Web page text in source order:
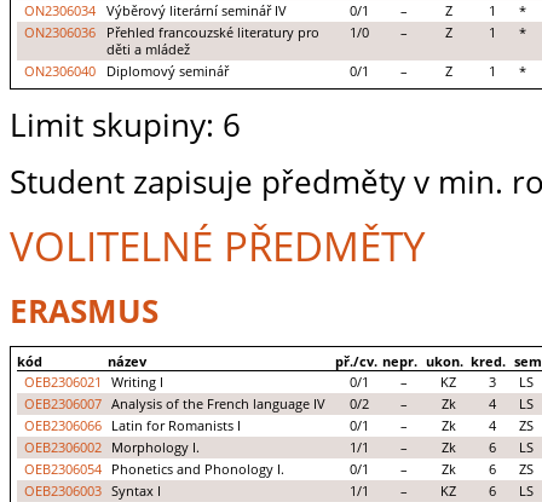
ON2306034
Výběrový literární seminář IV 0/1 – Z 1
*
ON2306036
Přehled francouzské literatury pro
děti a mládež
1/0 – Z 1 *
ON2306040 Diplomový seminář 0/1 – Z 1 *
Limit skupiny: 6
Student zapisuje předměty v min.
VOLITELNÉ PŘEDMĚTY
ERASMUS
kód název př./cv. nepr. ukon. kred.
OEB2306021
Writing I 0/1 – KZ 3
LS
OEB2306007
Analysis of the French language IV 0/2 – Zk 4
LS
OEB2306066
Latin for Romanists I 0/1 – Zk 4
ZS
OEB2306002
Morphology I. 1/1 – Zk 6
LS
OEB2306054
Phonetics and Phonology I. 0/1 – Zk 6
ZS
OEB2306003
Syntax I 1/1 – KZ 6
LS